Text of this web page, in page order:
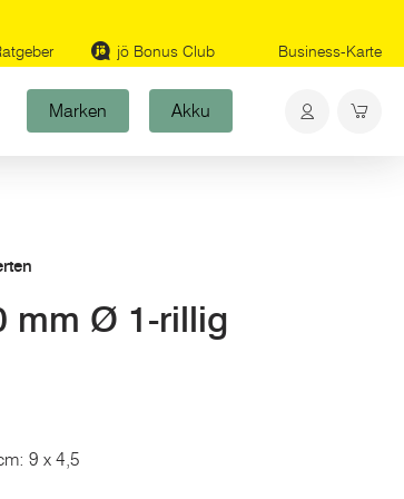
jö Bonus Club Business-Karte
Marken Akku
mm Ø 1-rillig
9 x 4,5